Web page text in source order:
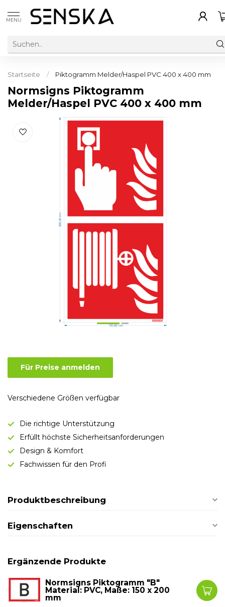
MENU
Startseite / Piktogramm Melder/Haspel PVC 400 x 400 mm
Normsigns Piktogramm
Melder/Haspel PVC 400 x 400 mm
Für Preise anmelden
Verschiedene Größen verfügbar
Die richtige Unterstützung
Erfüllt höchste Sicherheitsanforderungen
Design & Komfort
Fachwissen für den Profi
Produktbeschreibung
Eigenschaften
Ergänzende Produkte
Normsigns Piktogramm "B"
Material: PVC, Maße: 150 x 200
mm